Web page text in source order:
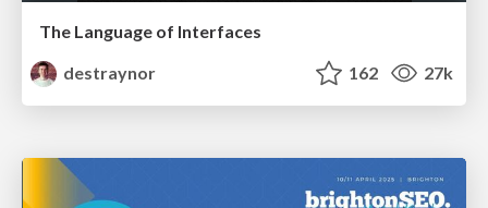
The Language of Interfaces
destraynor
162 27k